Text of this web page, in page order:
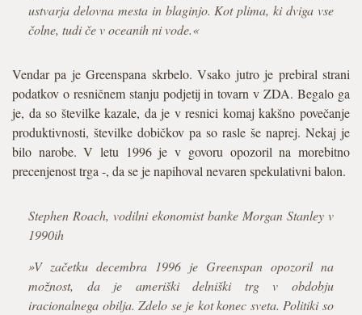
ustvarja delovna mesta in blaginjo. Kot plima, ki dviga vse
čolne, tudi če v oceanih ni vode.«
Vendar pa je Greenspana skrbelo. Vsako jutro je prebiral strani
podatkov o resničnem stanju podjetij in tovarn v ZDA. Begalo ga
je, da so številke kazale, da je v resnici komaj kakšno povečanje
produktivnosti, številke dobičkov pa so rasle še naprej. Nekaj je
bilo narobe. V letu 1996 je v govoru opozoril na morebitno
precenjenost trga -, da se je napihoval nevaren spekulativni balon.
Stephen Roach, vodilni ekonomist banke Morgan Stanley v
1990ih
»V začetku decembra 1996 je Greenspan opozoril na
možnost, da je ameriški delniški trg v obdobju
iracionalnega obilja. Zdelo se je kot konec sveta. Politiki so